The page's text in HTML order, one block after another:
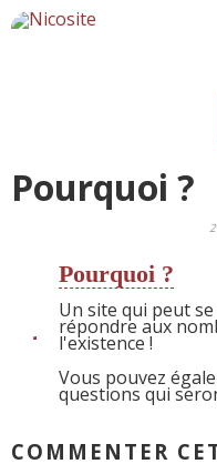
Pourquoi ?
Pourquoi ?
Un site qui peut
répondre aux
l'existence !
Vous pouvez
questions qui
COMMENTER